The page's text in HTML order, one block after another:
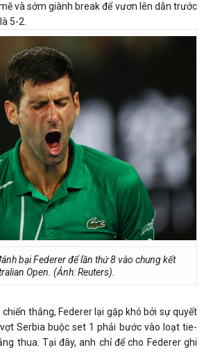
và sớm giành break để vươn lên dẫn trước
5-2.
bại Federer để lần thứ 8 vào chung kết
Open. (Ảnh: Reuters).
thắng, Federer lại gặp khó bởi sự quyết
Serbia buộc set 1 phải bước vào loạt tie-
thua. Tại đây, anh chỉ để cho Federer ghi